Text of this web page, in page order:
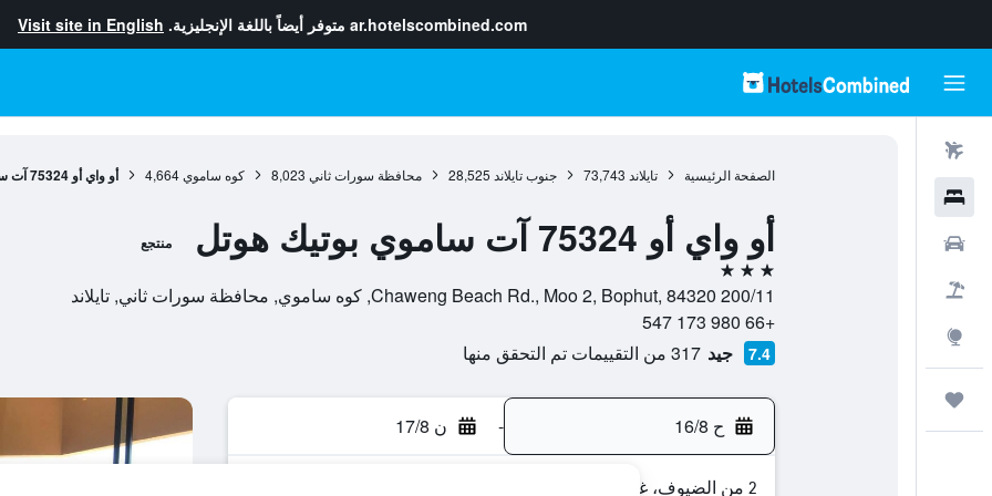
ar.hotelscombined.com متوفر أيضاً باللغة الإنجليزية. Visit site in English
الصفحة الرئيسية تايلاند 73,743 جنوب تايلاند 28,525 محافظة سورات ثاني 8,023 كوه ساموي 4,664 أو واي أو 75324 آت ساموي بوتيك هوتل
أو واي أو 75324 آت ساموي بوتيك هوتل منتجع
3 نجوم
200/11 Chaweng Beach Rd., Moo 2, Bophut, 84320, كوه ساموي, محافظة سورات ثاني, تايلاند
+66 980 173 547
7.4 جيد 317 من التقييمات تم التحقق منها
ح 16/8 - ن 17/8
2 من الضيوف، غرفة واحدة